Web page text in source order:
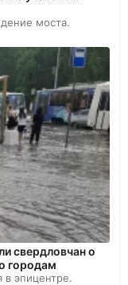
моста.
свердловчан о
городам
в эпицентре.